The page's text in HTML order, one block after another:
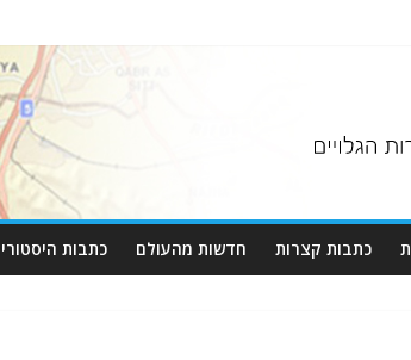
כתבות קצרות חדשות מהעולם כתבות